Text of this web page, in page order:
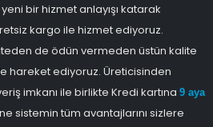
bir hizmet anlayışı katarak
kargo ile hizmet ediyoruz.
de ödün vermeden üstün kalite
hareket ediyoruz. Üreticisinden
imkanı ile birlikte Kredi kartına 9 aya
sistemin tüm avantajlarını sizlere